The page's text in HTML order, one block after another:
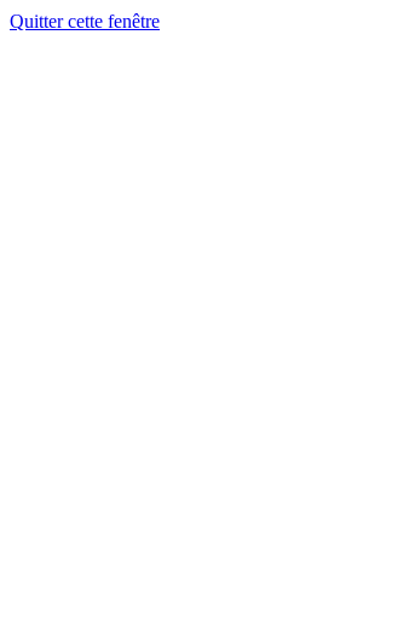
Quitter cette fenêtre